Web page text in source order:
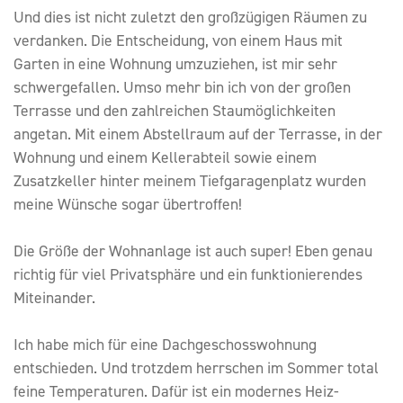
Und dies ist nicht zuletzt den großzügigen Räumen zu
verdanken. Die Entscheidung, von einem Haus mit
Garten in eine Wohnung umzuziehen, ist mir sehr
schwergefallen. Umso mehr bin ich von der großen
Terrasse und den zahlreichen Staumöglichkeiten
angetan. Mit einem Abstellraum auf der Terrasse, in der
Wohnung und einem Kellerabteil sowie einem
Zusatzkeller hinter meinem Tiefgaragenplatz wurden
meine Wünsche sogar übertroffen!
Die Größe der Wohnanlage ist auch super! Eben genau
richtig für viel Privatsphäre und ein funktionierendes
Miteinander.
Ich habe mich für eine Dachgeschosswohnung
entschieden. Und trotzdem herrschen im Sommer total
feine Temperaturen. Dafür ist ein modernes Heiz-